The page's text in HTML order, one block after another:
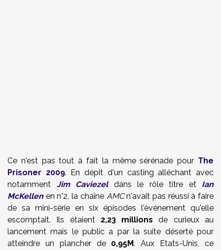
Ce n'est pas tout à fait la même sérénade pour The
Prisoner 2009. En dépit d'un casting alléchant avec
notamment Jim Caviezeldans le rôle titre et Ian
McKellenen n°2, la chaîne AMCn'avait pas réussi à faire
de sa mini-série en six épisodes l'événement qu'elle
escomptait. Ils étaient 2,23 millions de curieux au
lancement mais le public a par la suite déserté pour
atteindre un plancher de 0,95M. Aux Etats-Unis, ce